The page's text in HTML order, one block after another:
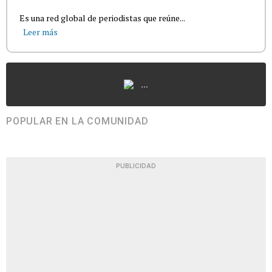
Es una red global de periodistas que reúne...
Leer más
...
POPULAR EN LA COMUNIDAD
PUBLICIDAD